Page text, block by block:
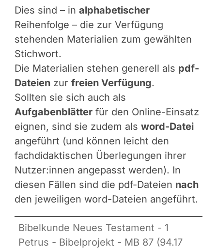
Dies sind – in alphabetischer
Reihenfolge – die zur Verfügung
stehenden Materialien zum gewählten
Stichwort.
Die Materialien stehen generell als pdf-
Dateien zur freien Verfügung.
Sollten sie sich auch als
Aufgabenblätter für den Online-Einsatz
eignen, sind sie zudem als word-Datei
angeführt (und können leicht den
fachdidaktischen Überlegungen ihrer
Nutzer:innen angepasst werden). In
diesen Fällen sind die pdf-Dateien nach
den jeweiligen word-Dateien angeführt.
Bibelkunde Neues Testament - 1
Petrus - Bibelprojekt - MB 87 (94.17